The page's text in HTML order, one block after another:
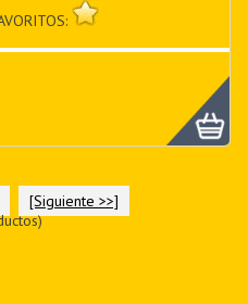
[Siguiente >>]